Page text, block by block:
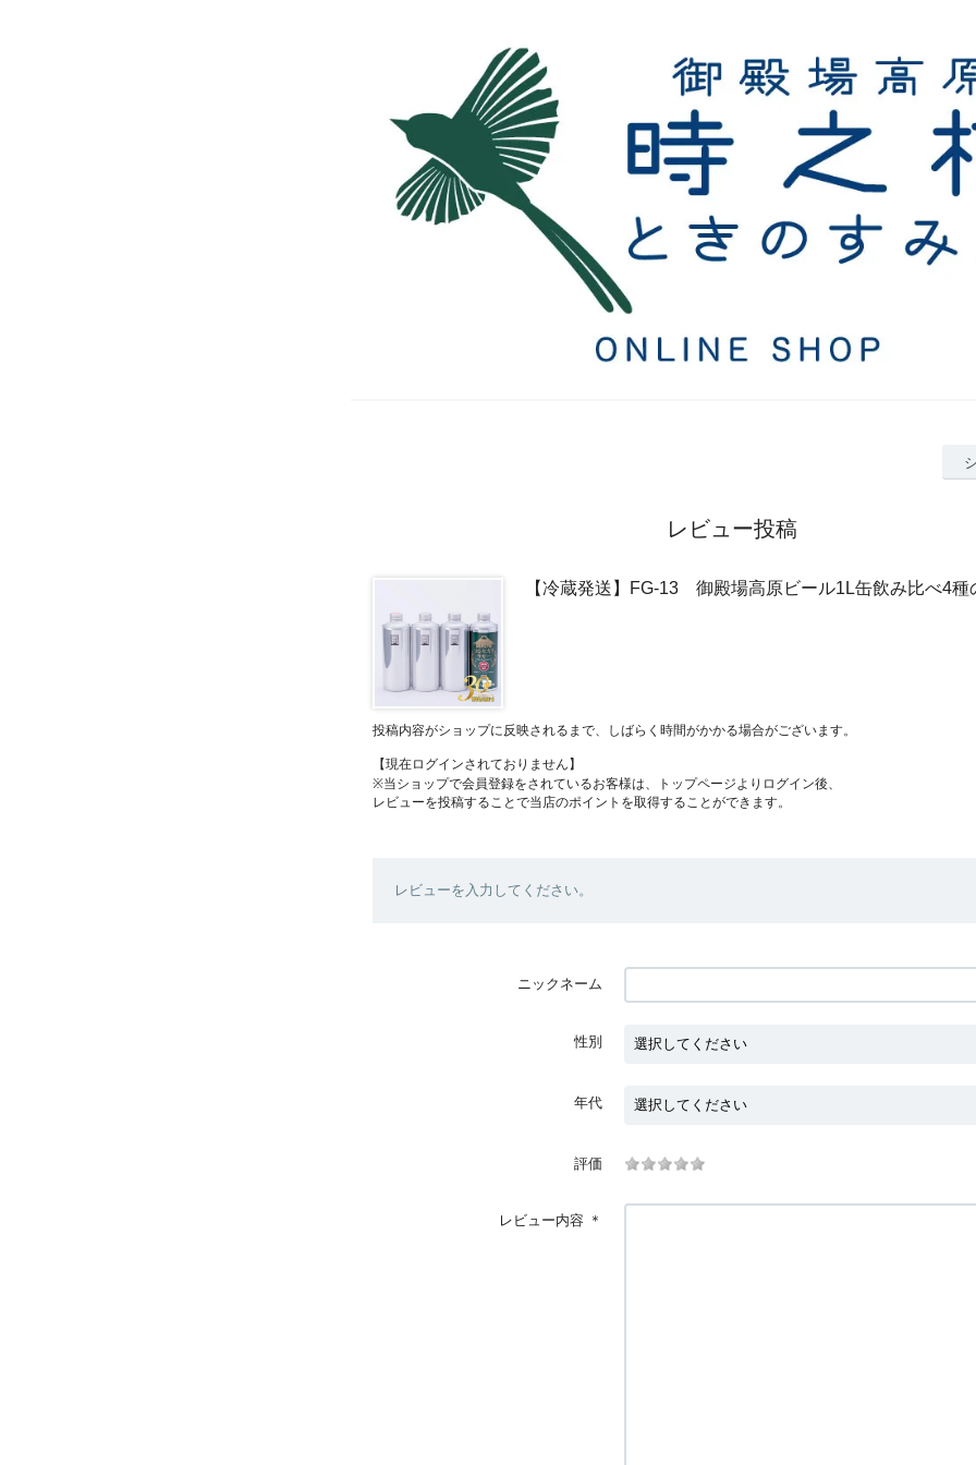
レビュー投稿
【冷蔵発送】FG-13 御殿場高原ビール1L缶飲み比べ4種
投稿内容がショップに反映されるまで、しばらく時間がかかる場合がございます。
【現在ログインされておりません】
※当ショップで会員登録をされているお客様は、トップページよりログイン後、
レビューを投稿することで当店のポイントを取得することができます。
レビューを入力してください。
ニックネーム
性別
年代
評価
レビュー内容 ＊